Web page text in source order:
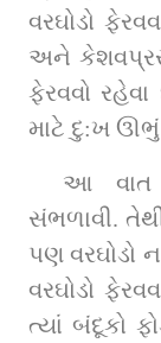
વરઘોડો
અને
ફેરવવો
માટે દુ:ખ
આ વાત
સંભળાવી.
પણ વરઘોડો
વરઘોડો
ત્‍યાં બંદૂકો